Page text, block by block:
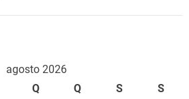
agosto 2026
Q Q S S